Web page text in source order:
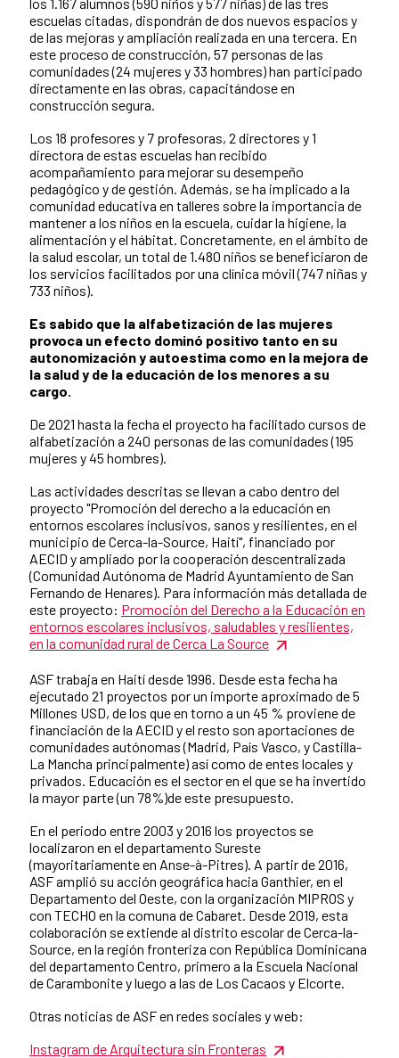
escuelas citadas, dispondrán de dos nuevos espacios y
de las mejoras y ampliación realizada en una tercera. En
este proceso de construcción, 57 personas de las
comunidades (24 mujeres y 33 hombres) han participado
directamente en las obras, capacitándose en
construcción segura.
Los 18 profesores y 7 profesoras, 2 directores y 1
directora de estas escuelas han recibido
acompañamiento para mejorar su desempeño
pedagógico y de gestión. Además, se ha implicado a la
comunidad educativa en talleres sobre la importancia de
mantener a los niños en la escuela, cuidar la higiene, la
alimentación y el hábitat. Concretamente, en el ámbito de
la salud escolar, un total de 1.480 niños se beneficiaron de
los servicios facilitados por una clínica móvil (747 niñas y
733 niños).
Es sabido que la alfabetización de las mujeres
provoca un efecto dominó positivo tanto en su
autonomización y autoestima como en la mejora de
la salud y de la educación de los menores a su
cargo.
De 2021 hasta la fecha el proyecto ha facilitado cursos de
alfabetización a 240 personas de las comunidades (195
mujeres y 45 hombres).
Las actividades descritas se llevan a cabo dentro del
proyecto "Promoción del derecho a la educación en
entornos escolares inclusivos, sanos y resilientes, en el
municipio de Cerca-la-Source, Haití", financiado por
AECID y ampliado por la cooperación descentralizada
(Comunidad Autónoma de Madrid Ayuntamiento de San
Fernando de Henares). Para información más detallada de
este proyecto: Promoción del Derecho a la Educación en
entornos escolares inclusivos, saludables y resilientes,
en la comunidad rural de Cerca La Source
ASF trabaja en Haití desde 1996. Desde esta fecha ha
ejecutado 21 proyectos por un importe aproximado de 5
Millones USD, de los que en torno a un 45 % proviene de
financiación de la AECID y el resto son aportaciones de
comunidades autónomas (Madrid, País Vasco, y Castilla-
La Mancha principalmente) así como de entes locales y
privados. Educación es el sector en el que se ha invertido
la mayor parte (un 78%)de este presupuesto.
En el periodo entre 2003 y 2016 los proyectos se
localizaron en el departamento Sureste
(mayoritariamente en Anse-à-Pitres). A partir de 2016,
ASF amplió su acción geográfica hacia Ganthier, en el
Departamento del Oeste, con la organización MIPROS y
con TECHO en la comuna de Cabaret. Desde 2019, esta
colaboración se extiende al distrito escolar de Cerca-la-
Source, en la región fronteriza con República Dominicana
del departamento Centro, primero a la Escuela Nacional
de Carambonite y luego a las de Los Cacaos y Elcorte.
Otras noticias de ASF en redes sociales y web:
Instagram de Arquitectura sin Fronteras